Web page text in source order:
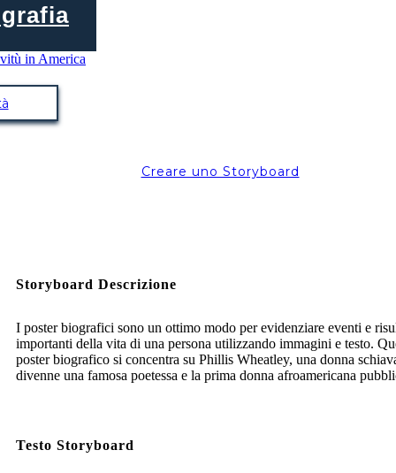
Creare uno Storyboard
Storyboard Descrizione
I poster biografici sono un ottimo modo per evidenziare eventi e
importanti della vita di una persona utilizzando immagini e testo.
poster biografico si concentra su Phillis Wheatley, una donna
divenne una famosa poetessa e la prima donna afroamericana
Testo Storyboard